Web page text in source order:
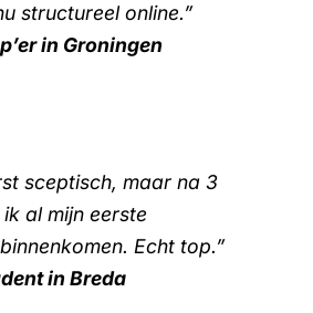
structureel online.”
in Groningen
sceptisch, maar na 3
al mijn eerste
Echt top.”
in Breda